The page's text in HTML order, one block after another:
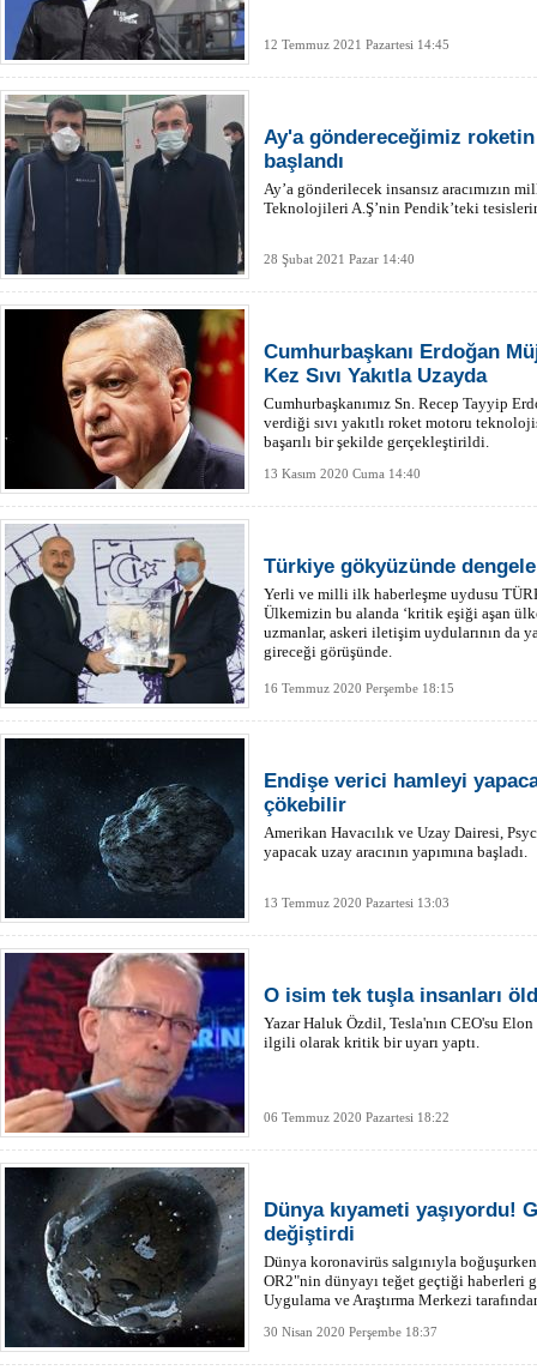
12 Temmuz 2021 Pazartesi 14:45
Ay'a göndereceğimiz
başlandı
Ay’a gönderilecek insansız aracımızın
Teknolojileri A.Ş’nin Pendik’teki
28 Şubat 2021 Pazar 14:40
​Cumhurbaşkanı Erdoğan
Kez Sıvı Yakıtla Uzayda
Cumhurbaşkanımız Sn. Recep Tayyip
verdiği sıvı yakıtlı roket motoru
başarılı bir şekilde gerçekleştirildi.
13 Kasım 2020 Cuma 14:40
Türkiye gökyüzünde
Yerli ve milli ilk haberleşme uydusu
Ülkemizin bu alanda ‘kritik eşiği aşan
uzmanlar, askeri iletişim uydularının da
gireceği görüşünde.
16 Temmuz 2020 Perşembe 18:15
Endişe verici hamleyi
çökebilir
Amerikan Havacılık ve Uzay Dairesi,
yapacak uzay aracının yapımına başladı.
13 Temmuz 2020 Pazartesi 13:03
O isim tek tuşla insanları
Yazar Haluk Özdil, Tesla'nın CEO'su
ilgili olarak kritik bir uyarı yaptı.
06 Temmuz 2020 Pazartesi 18:22
Dünya kıyameti yaşıyordu!
değiştirdi
Dünya koronavirüs salgınıyla
OR2"nin dünyayı teğet geçtiği haberleri
Uygulama ve Araştırma Merkezi
30 Nisan 2020 Perşembe 18:37